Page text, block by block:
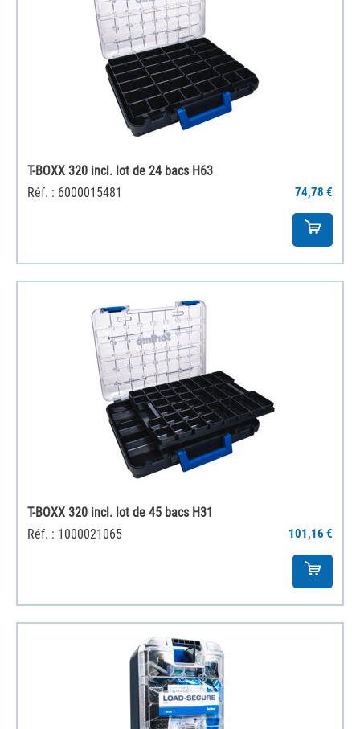
T-BOXX 320 incl. lot de 24 bacs H63
Réf. : 6000015481
74,78 €
T-BOXX 320 incl. lot de 45 bacs H31
Réf. : 1000021065
101,16 €